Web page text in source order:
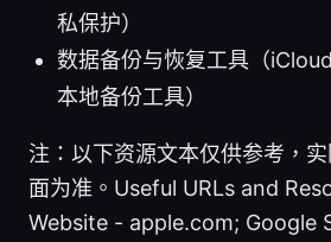
私保护）
数据备份与恢复工具（
本地备份工具）
注：以下资源文本仅供参考，
面为准。Useful URLs and
Website - apple.com; Google